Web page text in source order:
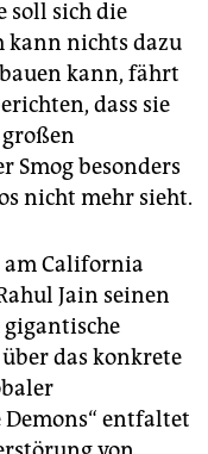
soll sich die
kann nichts dazu
kann, fährt
dass sie
Smog besonders
nicht mehr sieht.
am California
Jain seinen
das konkrete
entfaltet